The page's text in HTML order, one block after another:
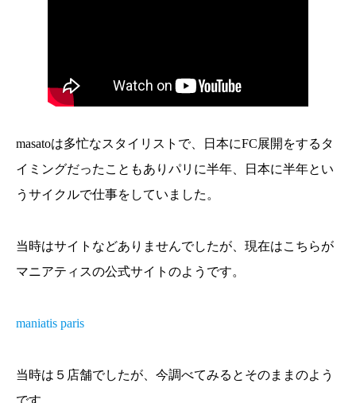
masatoは多忙なスタイリストで、日本にFC展開をするタ
イミングだったこともありパリに半年、日本に半年とい
うサイクルで仕事をしていました。
当時はサイトなどありませんでしたが、現在はこちらが
マニアティスの公式サイトのようです。
maniatis paris
当時は５店舗でしたが、今調べてみるとそのままのよう